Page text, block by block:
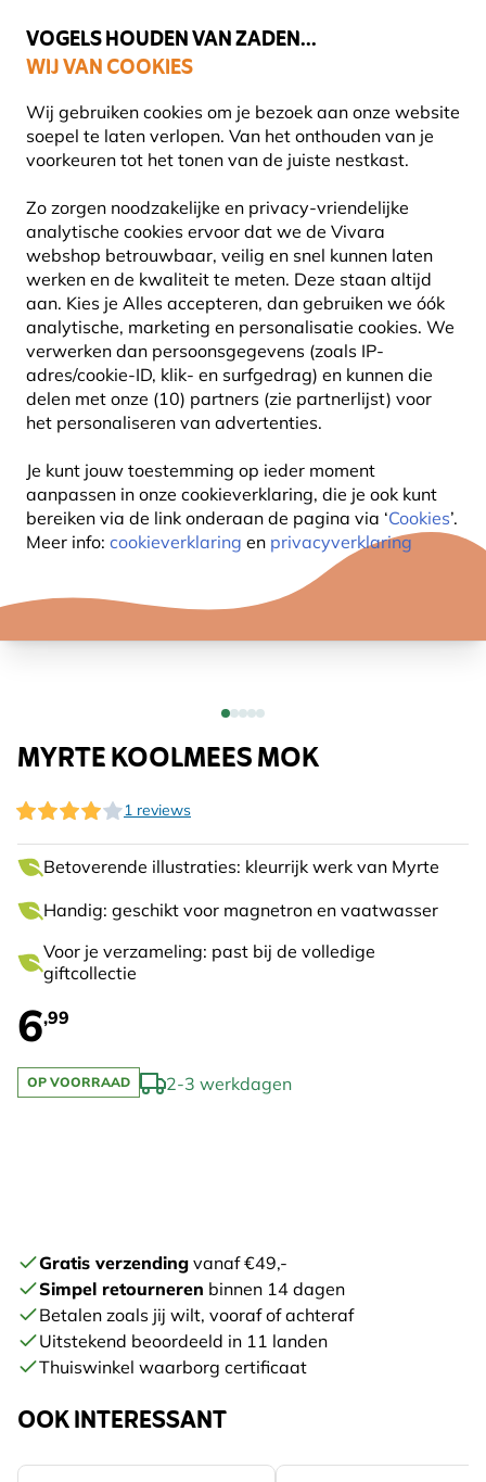
VOGELS HOUDEN VAN ZADEN...
WIJ VAN COOKIES
Wij gebruiken cookies om je bezoek aan onze website
soepel te laten verlopen. Van het onthouden van je
voorkeuren tot het tonen van de juiste nestkast.
Zo zorgen noodzakelijke en privacy-vriendelijke
analytische cookies ervoor dat we de Vivara
webshop betrouwbaar, veilig en snel kunnen laten
werken en de kwaliteit te meten. Deze staan altijd
aan. Kies je Alles accepteren, dan gebruiken we óók
analytische, marketing en personalisatie cookies. We
verwerken dan persoonsgegevens (zoals IP-
adres/cookie-ID, klik- en surfgedrag) en kunnen die
delen met onze (10) partners (zie partnerlijst) voor
het personaliseren van advertenties.
Je kunt jouw toestemming op ieder moment
aanpassen in onze cookieverklaring, die je ook kunt
bereiken via de link onderaan de pagina via ‘Cookies’.
Meer info: cookieverklaring en privacyverklaring
Uitstekend beoordeeld in 11 landen
Gratis thuisbezorgd vanaf €49
MYRTE KOOLMEES MOK
1 reviews
Betoverende illustraties: kleurrijk werk van Myrte
Handig: geschikt voor magnetron en vaatwasser
Voor je verzameling: past bij de volledige
giftcollectie
6,99
OP VOORRAAD 2-3 werkdagen
Gratis verzending vanaf €49,-
Simpel retourneren binnen 14 dagen
Betalen zoals jij wilt, vooraf of achteraf
Uitstekend beoordeeld in 11 landen
Thuiswinkel waarborg certificaat
OOK INTERESSANT